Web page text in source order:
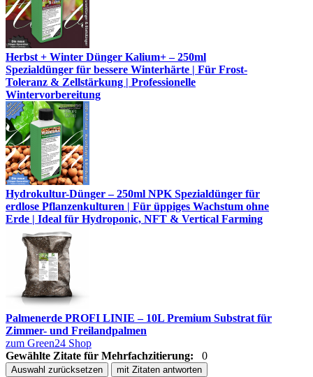
Herbst + Winter Dünger Kalium+ – 250ml
Spezialdünger für bessere Winterhärte | Für Frost-
Toleranz & Zellstärkung | Professionelle
Wintervorbereitung
Hydrokultur-Dünger – 250ml NPK Spezialdünger für
erdlose Pflanzenkulturen | Für üppiges Wachstum ohne
Erde | Ideal für Hydroponic, NFT & Vertical Farming
Palmenerde PROFI LINIE – 10L Premium Substrat für
Zimmer- und Freilandpalmen
zum Green24 Shop
Gewählte Zitate für Mehrfachzitierung:
0
Auswahl zurücksetzen mit Zitaten antworten